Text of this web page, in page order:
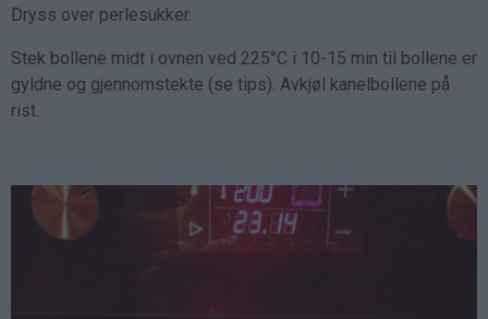
Dryss over perlesukker.
Stek bollene midt i ovnen ved 225°C i 10-15 min til bollene er
gyldne og gjennomstekte (se tips). Avkjøl kanelbollene på
rist.